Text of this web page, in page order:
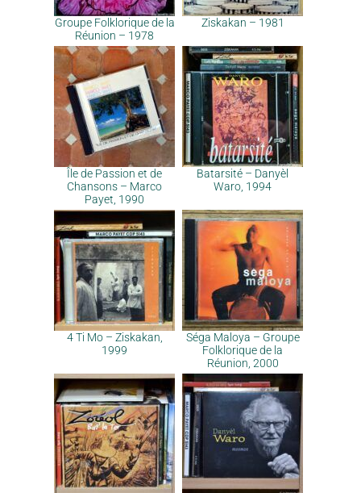
Groupe Folklorique de la
Réunion – 1978
Ziskakan – 1981
Île de Passion et de
Chansons – Marco
Payet, 1990
Batarsité – Danyèl
Waro, 1994
4 Ti Mo – Ziskakan,
1999
Séga Maloya – Groupe
Folklorique de la
Réunion, 2000